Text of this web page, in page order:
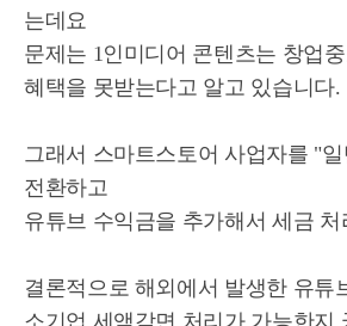
는데요
문제는 1인미디어 콘텐츠는 창업
혜택을 못받는다고 알고 있습니다.
그래서 스마트스토어 사업자를 "
전환하고
유튜브 수익금을 추가해서 세금 처
결론적으로 해외에서 발생한 유튜